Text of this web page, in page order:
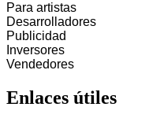
Para artistas
Desarrolladores
Publicidad
Inversores
Vendedores
Enlaces útiles